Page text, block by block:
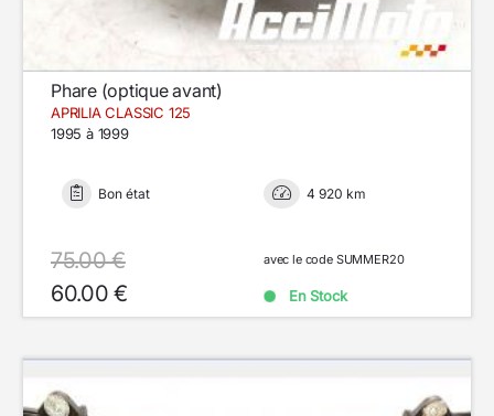
Phare (optique avant)
APRILIA CLASSIC 125
1995 à 1999
Bon état 4 920 km
75.00 €
60.00 €
avec le code SUMMER20
En Stock